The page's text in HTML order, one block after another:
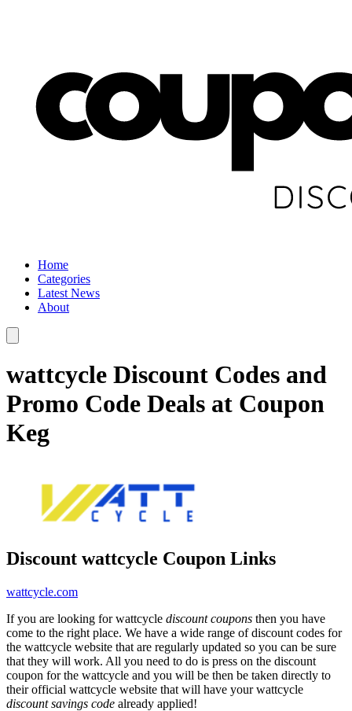
Home
Categories
Latest News
About
wattcycle Discount Codes and
Promo Code Deals at Coupon
Keg
Discount wattcycle Coupon Links
wattcycle.com
If you are looking for wattcycle discount coupons then you have
come to the right place. We have a wide range of discount codes for
the wattcycle website that are regularly updated so you can be sure
that they will work. All you need to do is press on the discount
coupon for the wattcycle and you will be then be taken directly to
their official wattcycle website that will have your wattcycle
discount savings code already applied!